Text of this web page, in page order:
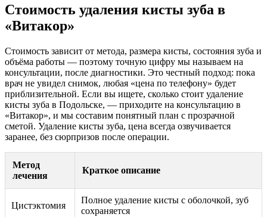
Стоимость удаления кисты зуба в
«Витакор»
Стоимость зависит от метода, размера кисты, состояния зуба и
объёма работы — поэтому точную цифру мы называем на
консультации, после диагностики. Это честный подход: пока
врач не увидел снимок, любая «цена по телефону» будет
приблизительной. Если вы ищете, сколько стоит удаление
кисты зуба в Подольске, — приходите на консультацию в
«Витакор», и мы составим понятный план с прозрачной
сметой. Удаление кисты зуба, цена всегда озвучивается
заранее, без сюрпризов после операции.
Метод
лечения
Краткое описание
Цистэктомия
Полное удаление кисты с оболочкой, зуб
сохраняется